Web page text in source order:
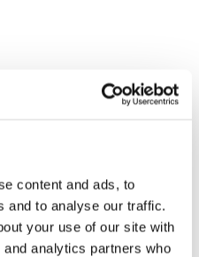
content and ads, to
and to analyse our traffic.
your use of our site with
analytics partners who
no será publicada.